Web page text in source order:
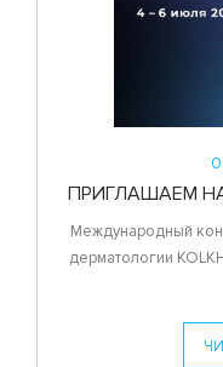
ПРИГЛАШАЕМ НА
Международный
дерматологии